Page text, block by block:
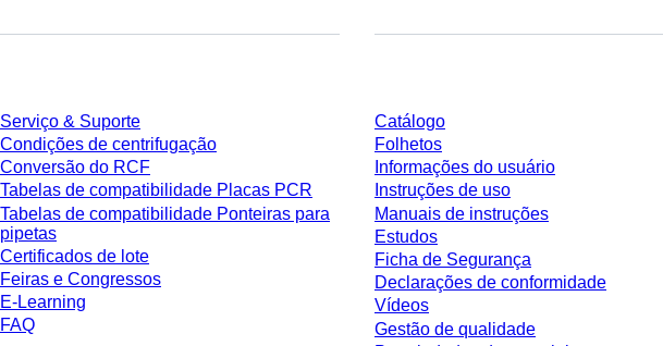
Serviço & Suporte
Condições de centrifugação
Conversão do RCF
Tabelas de compatibilidade Placas PCR
Tabelas de compatibilidade Ponteiras para
pipetas
Certificados de lote
Feiras e Congressos
E-Learning
FAQ
Catálogo
Folhetos
Informações do usuário
Instruções de uso
Manuais de instruções
Estudos
Ficha de Segurança
Declarações de conformidade
Vídeos
Gestão de qualidade